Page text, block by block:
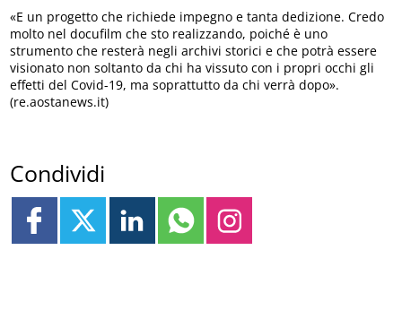
«E un progetto che richiede impegno e tanta dedizione. Credo
molto nel docufilm che sto realizzando, poiché è uno
strumento che resterà negli archivi storici e che potrà essere
visionato non soltanto da chi ha vissuto con i propri occhi gli
effetti del Covid-19, ma soprattutto da chi verrà dopo».
(re.aostanews.it)
Condividi